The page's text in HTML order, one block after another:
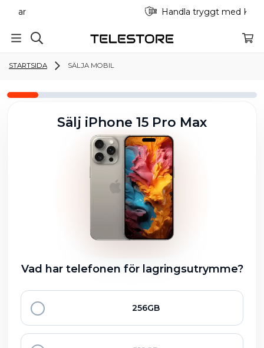
Handla tryggt med Klarna
STARTSIDA SÄLJA MOBIL
Sälj iPhone 15 Pro Max
Vad har telefonen för lagringsutrymme?
256GB